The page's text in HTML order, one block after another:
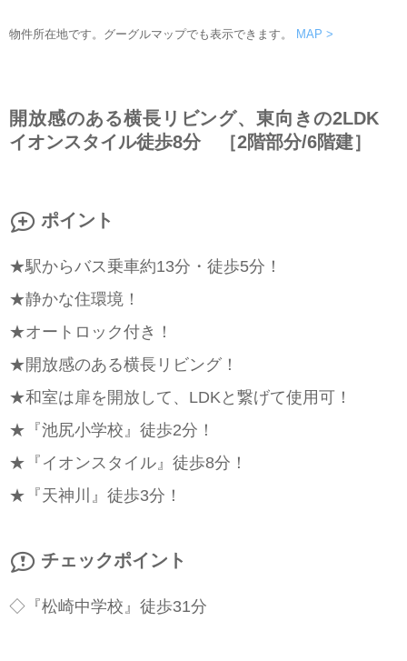
物件所在地です。グーグルマップでも表示できます。 MAP >
開放感のある横長リビング、東向きの2LDK
イオンスタイル徒歩8分 ［2階部分/6階建］
ポイント
★駅からバス乗車約13分・徒歩5分！
★静かな住環境！
★オートロック付き！
★開放感のある横長リビング！
★和室は扉を開放して、LDKと繋げて使用可！
★『池尻小学校』徒歩2分！
★『イオンスタイル』徒歩8分！
★『天神川』徒歩3分！
チェックポイント
◇『松崎中学校』徒歩31分